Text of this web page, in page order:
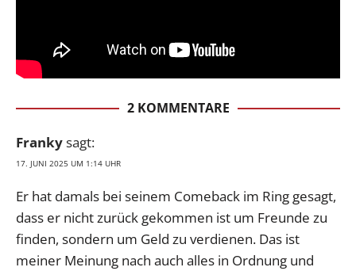
2 KOMMENTARE
Frankysagt:
17. JUNI 2025 UM 1:14 UHR
Er hat damals bei seinem Comeback im Ring gesagt,
dass er nicht zurück gekommen ist um Freunde zu
finden, sondern um Geld zu verdienen. Das ist
meiner Meinung nach auch alles in Ordnung und